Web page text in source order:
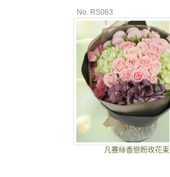
No. RS063
凡賽絲香戀粉玫花束